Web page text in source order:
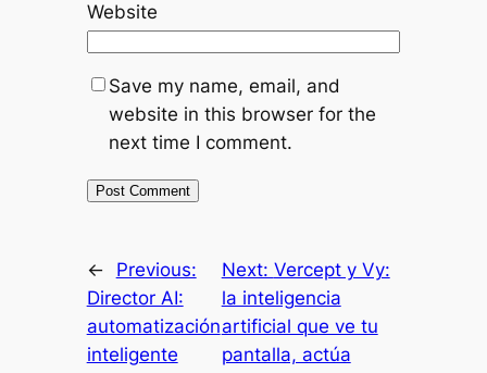
Website
Save my name, email, and
website in this browser for the
next time I comment.
←
Previous:
Director AI:
automatización
inteligente
Next: Vercept y Vy:
la inteligencia
artificial que ve tu
pantalla, actúa